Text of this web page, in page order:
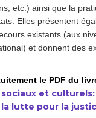
etc.) ainsi que la
Elles présentent
existants (aux
et donnent des
le PDF du
et
lutte pour la